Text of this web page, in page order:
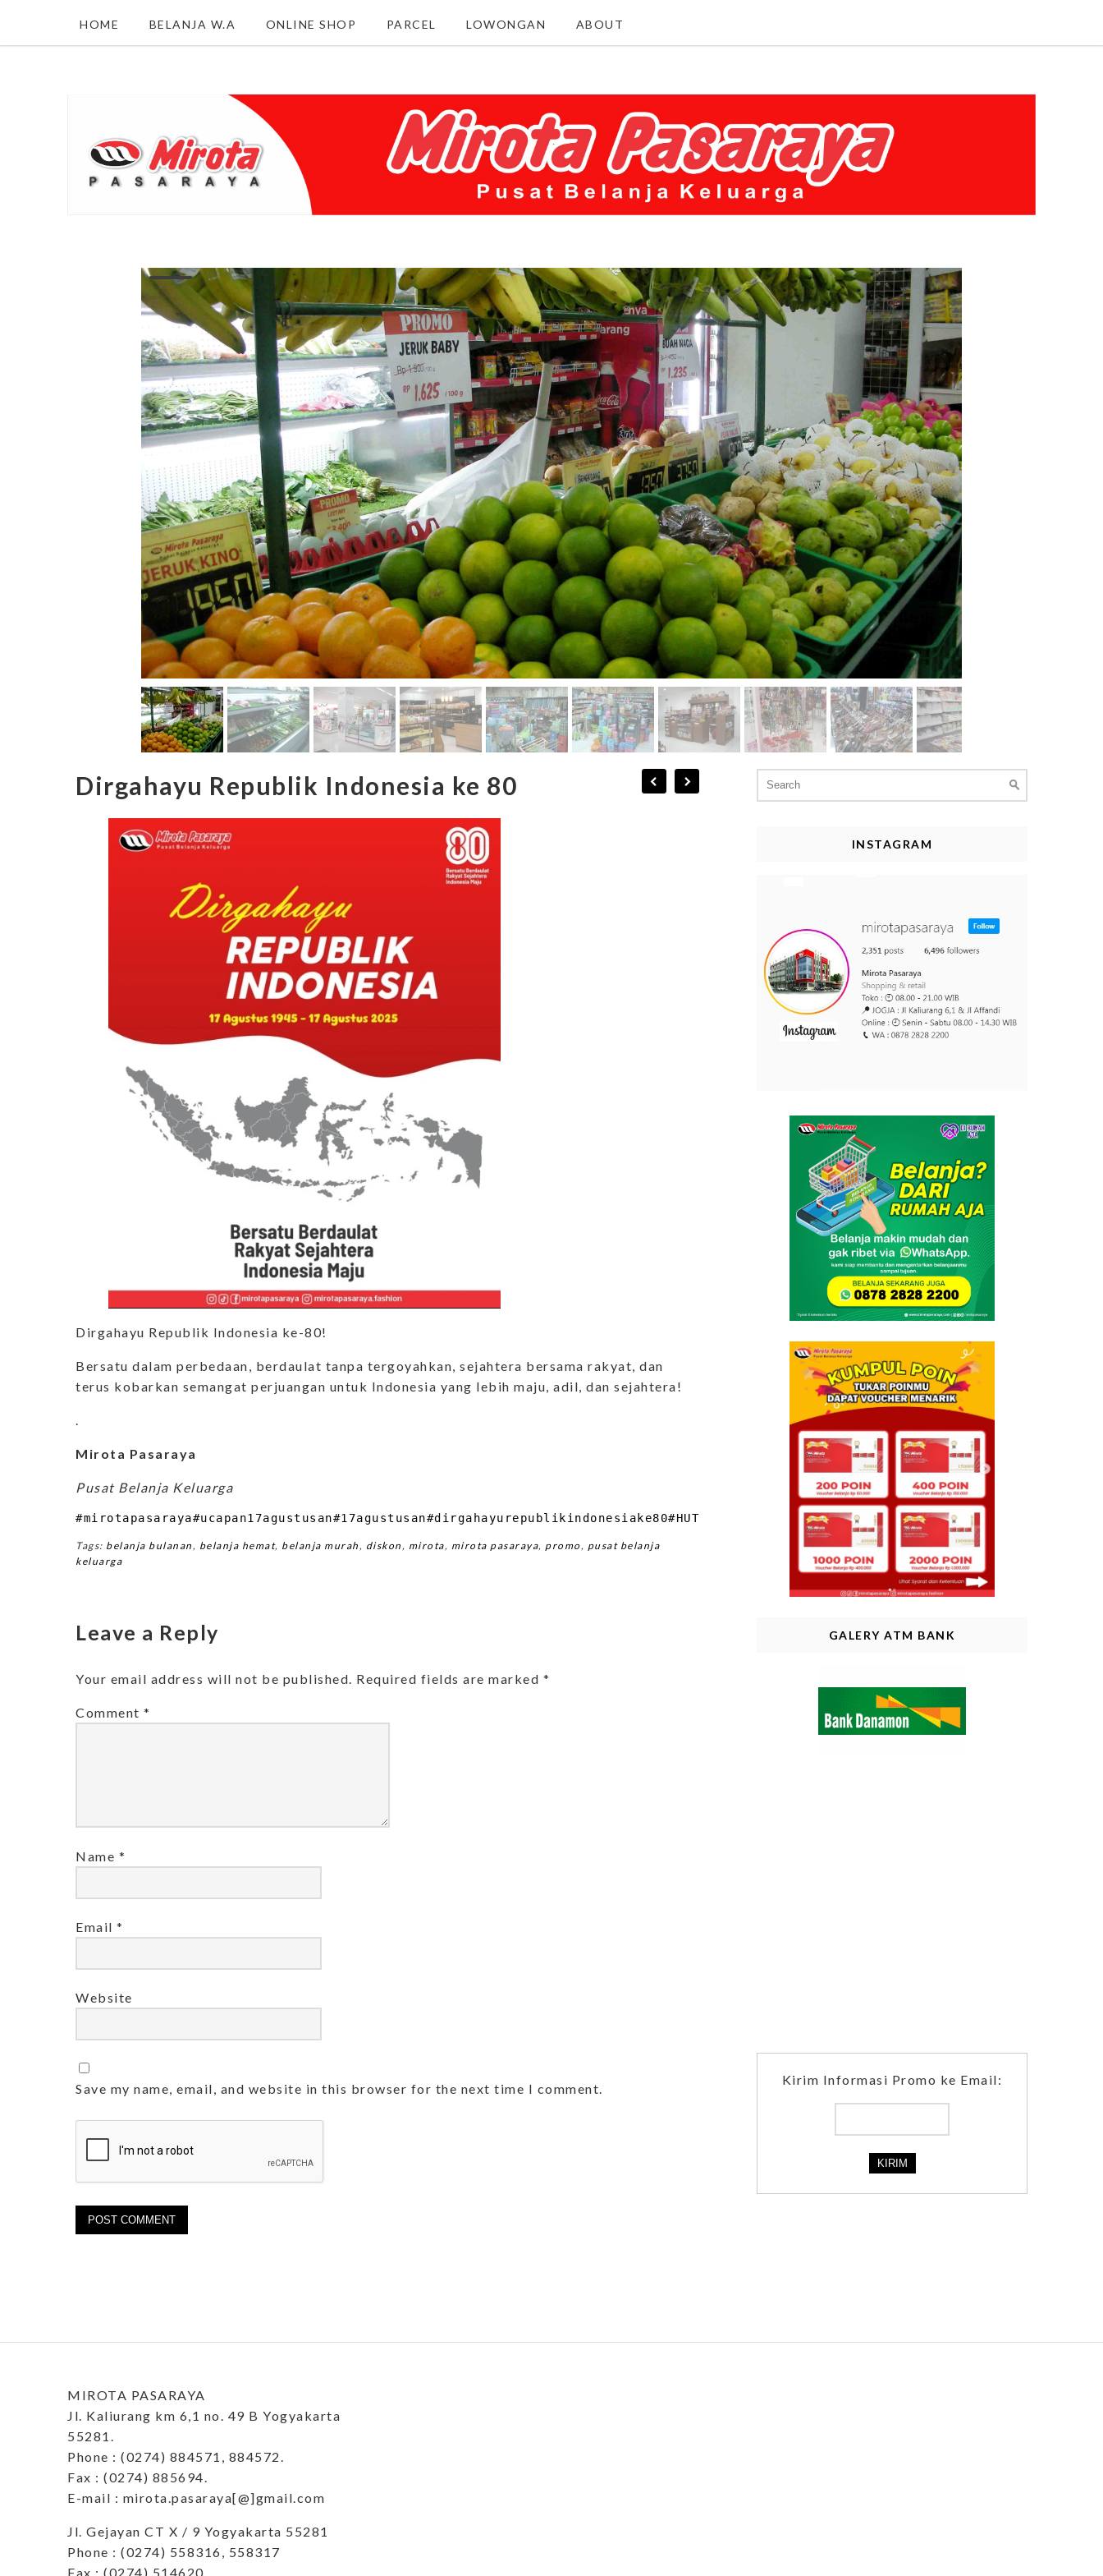
HOME BELANJA W.A ONLINE SHOP PARCEL LOWONGAN ABOUT
Dirgahayu Republik Indonesia ke 80
Dirgahayu Republik Indonesia ke-80!
Bersatu dalam perbedaan, berdaulat tanpa tergoyahkan, sejahtera bersama rakyat, dan
terus kobarkan semangat perjuangan untuk Indonesia yang lebih maju, adil, dan sejahtera!
Mirota Pasaraya
Pusat Belanja Keluarga
#mirotapasaraya#ucapan17agustusan#17agustusan#dirgahayurepublikindonesiake80#HUTRI80 #dirgahayu80
Tags: belanja bulanan , belanja hemat, belanja murah , diskon , mirota, mirota pasaraya, promo , pusat belanja
keluarga
Leave a Reply
Your email address will not be published. Required fields are marked *
Comment *
Name *
Email *
Website
Save my name, email, and website in this browser for the next time I comment.
for:
INSTAGRAM
GALERY ATM BANK
Kirim Informasi Promo ke Email:
MIROTA PASARAYA
Jl. Kaliurang km 6,1 no. 49 B Yogyakarta
55281.
Phone : (0274) 884571, 884572.
Fax : (0274) 885694.
E-mail : mirota.pasaraya[@]gmail.com
Jl. Gejayan CT X / 9 Yogyakarta 55281
Phone : (0274) 558316, 558317
Fax : (0274) 514620